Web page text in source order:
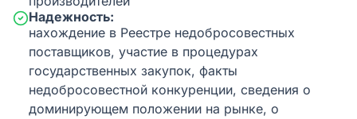
Надежность:
нахождение в Реестре недобросовестных
поставщиков, участие в процедурах
государственных закупок, факты
недобросовестной конкуренции, сведения о
доминирующем положении на рынке, о